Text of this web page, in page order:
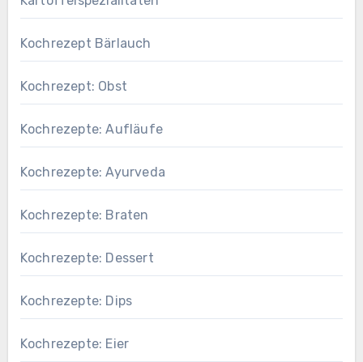
Kochrezept Bärlauch
Kochrezept: Obst
Kochrezepte: Aufläufe
Kochrezepte: Ayurveda
Kochrezepte: Braten
Kochrezepte: Dessert
Kochrezepte: Dips
Kochrezepte: Eier